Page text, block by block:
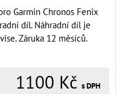
Garmin Chronos Fenix
díl. Náhradní díl je
Záruka 12 měsíců.
1100 Kč s DPH